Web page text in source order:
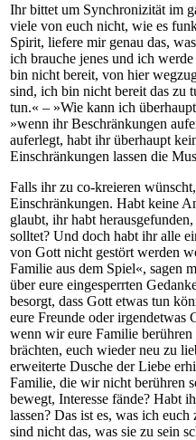
Ihr bittet um Synchronizität im
viele von euch nicht, wie es
Spirit, liefere mir genau das,
ich brauche jenes und ich
bin nicht bereit, von hier
sind, ich bin nicht bereit das zu
tun.« – »Wie kann ich
»wenn ihr Beschränkungen
auferlegt, habt ihr überhaupt
Einschränkungen lassen die
Falls ihr zu co-kreieren
Einschränkungen. Habt keine
glaubt, ihr habt
solltet? Und doch habt ihr alle
von Gott nicht gestört werden
Familie aus dem Spiel«, sagen
über eure eingesperrten
besorgt, dass Gott etwas tun
eure Freunde oder irgendetwas
wenn wir eure Familie berühren
brächten, euch wieder neu zu
erweiterte Dusche der Liebe
Familie, die wir nicht berühren
bewegt, Interesse fände? Habt
lassen? Das ist es, was ich
sind nicht das, was sie zu sein